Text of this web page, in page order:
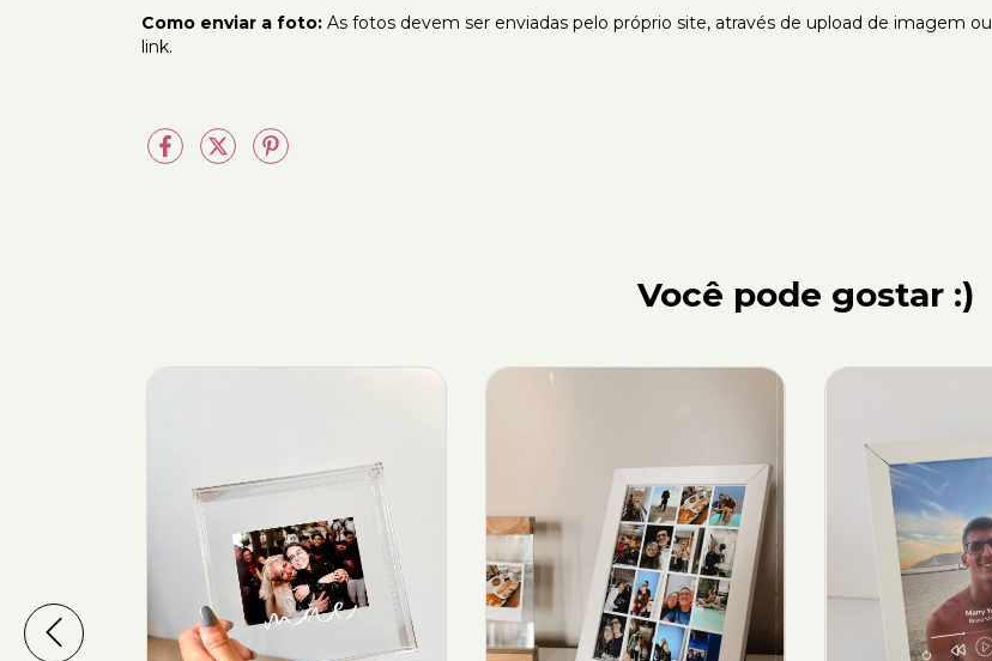
Como enviar a foto: As fotos devem ser enviadas pelo próprio site, através de upload de imagem ou
link.
Você pode gostar :)